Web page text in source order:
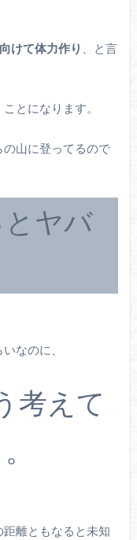
けて体力作り
、と言
とになります。
山に登ってるので
ヤバ
なのに、
考えて
離ともなると未知